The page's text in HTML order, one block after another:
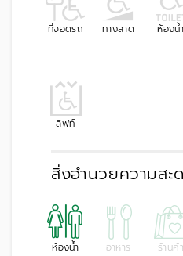
ที่จอดรถ ทางลาด ห้องน้ำ
ลิฟท์
สิ่งอำนวยความสะ
ห้องน้ำ อาหาร ร้านค้า